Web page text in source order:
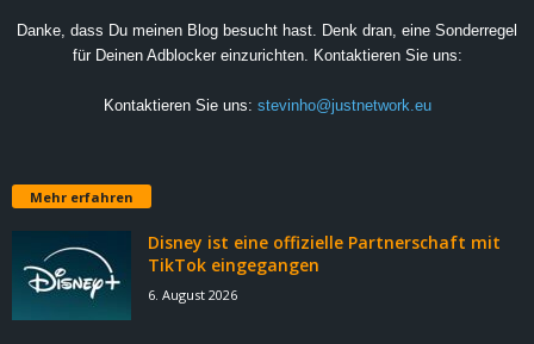
Danke, dass Du meinen Blog besucht hast. Denk dran, eine Sonderregel
für Deinen Adblocker einzurichten. Kontaktieren Sie uns:
Kontaktieren Sie uns: stevinho@justnetwork.eu
Mehr erfahren
Disney ist eine offizielle Partnerschaft mit
TikTok eingegangen
6. August 2026